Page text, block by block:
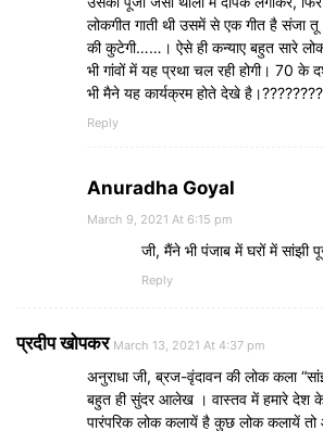
लोकगीत गाती थी उसमें से एक गीत है संजा तू
की कुटेगी……। ऐसे ही कन्याए बहुत सारे
भी गांवों में यह प्रथा चल रही होगी। 70 के
भी मैने यह कार्यक्रम होते देखे
Reply
Anuradha Goyal
March 9, 2021 At 6:15 pm
जी, मैंने भी पंजाब में घरों में सांझी
Reply
प्रदीप खोपकर March 13, 2021 At 4:37 pm
अनुराधा जी, ब्रज-वृंदावन की लोक कला
बहुत ही सुंदर आलेख । वास्तव में हमारे देश
पारंपरिक लोक कलायें है कुछ लोक कलायें तो